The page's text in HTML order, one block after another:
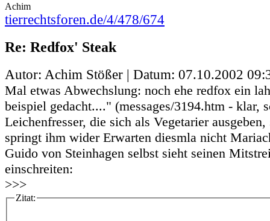
Achim
tierrechtsforen.de/4/478/674
Re: Redfox' Steak
Autor: Achim Stößer | Datum: 07.10.2002
Mal etwas Abwechslung: noch ehe redfox ein
beispiel gedacht...." (messages/3194.htm - klar,
Leichenfresser, die sich als Vegetarier
springt ihm wider Erwarten diesmla nicht
Guido von Steinhagen selbst sieht seinen
einschreiten:
>>>
Zitat: